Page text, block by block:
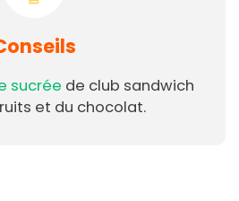
sucrée de club sandwich
et du chocolat.